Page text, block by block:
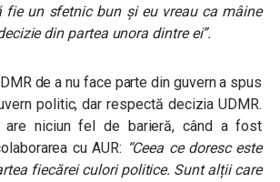
fie un sfetnic bun și eu vreau ca mâine
din partea unora dintre ei”.
de a nu face parte din guvern a spus
politic, dar respectă decizia UDMR.
niciun fel de barieră, când a fost
cu AUR: “Ceea ce doresc este
fiecărei culori politice. Sunt alții care